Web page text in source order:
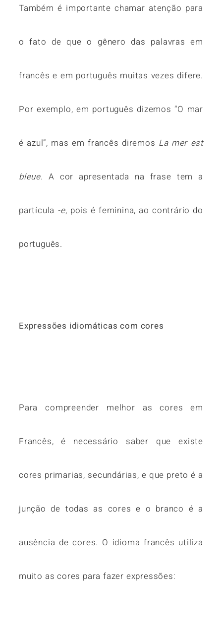
Também é importante chamar atenção para
o fato de que o gênero das palavras em
francês e em português muitas vezes difere.
Por exemplo, em português dizemos “O mar
é azul”, mas em francês diremos La mer est
bleue. A cor apresentada na frase tem a
partícula -e, pois é feminina, ao contrário do
português.
Expressões idiomáticas com cores
Para compreender melhor as cores em
Francês, é necessário saber que existe
cores primarias, secundárias, e que preto é a
junção de todas as cores e o branco é a
ausência de cores. O idioma francês utiliza
muito as cores para fazer expressões: